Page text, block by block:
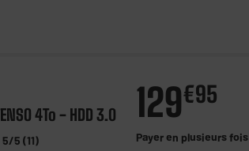
4To - HDD 3.0
5/5 (11)
129€95
Payer en plusieurs fois